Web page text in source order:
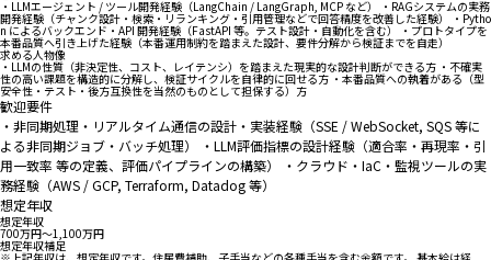
・LLMエージェント / ツール開発経験（LangChain / LangGraph, MCP など） ・RAGシステムの実務
開発経験（チャンク設計・検索・リランキング・引用管理などで回答精度を改善した経験） ・Pytho
n によるバックエンド・API 開発経験（FastAPI 等。テスト設計・自動化を含む） ・プロトタイプを
本番品質へ引き上げた経験（本番運用制約を踏まえた設計、要件分解から検証までを自走）
求める人物像
・LLMの性質（非決定性、コスト、レイテンシ）を踏まえた現実的な設計判断ができる方 ・不確実
性の高い課題を構造的に分解し、検証サイクルを自律的に回せる方 ・本番品質への執着がある（型
安全性・テスト・後方互換性を当然のものとして担保する）方
歓迎要件
・非同期処理・リアルタイム通信の設計・実装経験（SSE / WebSocket, SQS 等に
よる非同期ジョブ・バッチ処理） ・LLM評価指標の設計経験（適合率・再現率・引
用一致率 等の定義、評価パイプラインの構築） ・クラウド・IaC・監視ツールの実
務経験（AWS / GCP, Terraform, Datadog 等）
想定年収
想定年収
700万円〜1,100万円
想定年収補足